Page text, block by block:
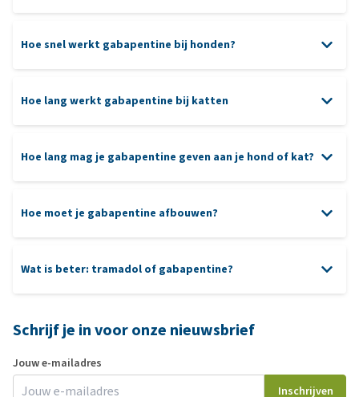
Hoe snel werkt gabapentine bij honden?
Hoe lang werkt gabapentine bij katten
Hoe lang mag je gabapentine geven aan je hond of kat?
Hoe moet je gabapentine afbouwen?
Wat is beter: tramadol of gabapentine?
pijn).
Tramadol is een opioïde pijnstiller die vaker wordt gebruikt bij
Schrijf je in voor onze nieuwsbrief
Jouw e-mailadres
Inschrijven